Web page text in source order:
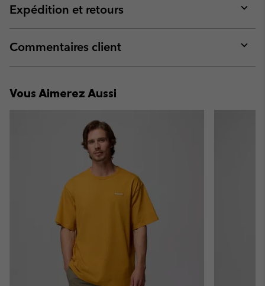
Expédition et retours
or
Commentaires client
or
Vous Aimerez Aussi